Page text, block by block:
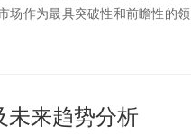
场作为最具突破性和前瞻性的领
未来趋势分析